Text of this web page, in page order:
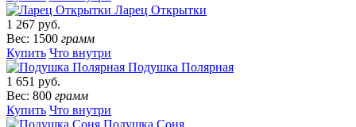
Ларец Открытки
1 267 руб.
Вес: 1500 грамм
Купить Что внутри
Подушка Полярная
1 651 руб.
Вес: 800 грамм
Купить Что внутри